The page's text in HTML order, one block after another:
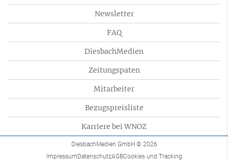
Newsletter
FAQ
DiesbachMedien
Zeitungspaten
Mitarbeiter
Bezugspreisliste
Karriere bei WNOZ
DiesbachMedien GmbH © 2026
ImpressumDatenschutzAGBCookies und Tracking